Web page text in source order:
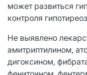
может развиться
контроля
Не выявлено
амитриптилином,
дигоксином,